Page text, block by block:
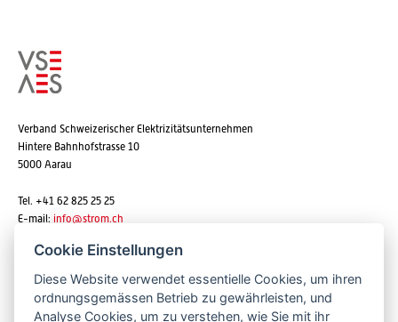
Verband Schweizerischer Elektrizitätsunternehmen
Hintere Bahnhofstrasse 10
5000 Aarau
Tel. +41 62 825 25 25
E-mail: info@strom.ch
Newsletter abonnieren
Cookie Einstellungen
Diese Website verwendet essentielle Cookies, um ihren
ordnungsgemässen Betrieb zu gewährleisten, und
Analyse Cookies, um zu verstehen, wie Sie mit ihr